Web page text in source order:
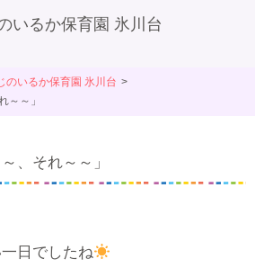
いるか保育園 氷川台
のいるか保育園 氷川台
～～」
、それ～～」
日でしたね